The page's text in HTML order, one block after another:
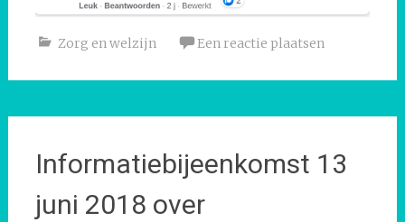
Zorg en welzijn Een reactie plaatsen
Informatiebijeenkomst 13
juni 2018 over